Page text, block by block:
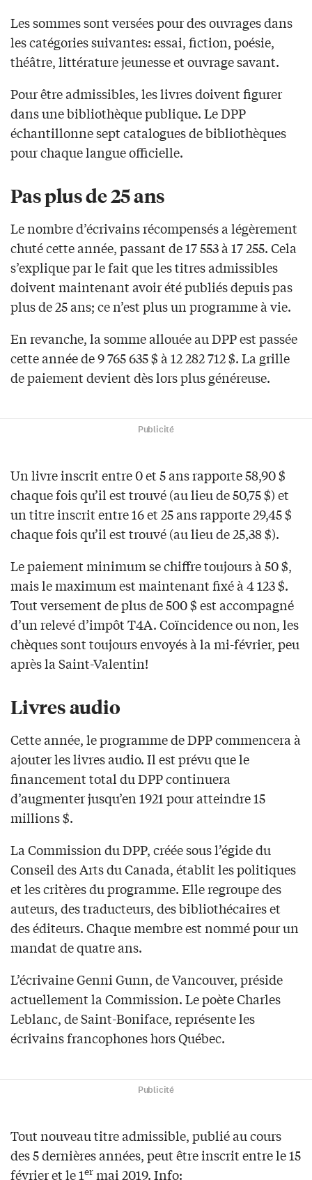
Les sommes sont versées pour des ouvrages dans
les catégories suivantes: essai, fiction, poésie,
théâtre, littérature jeunesse et ouvrage savant.
Pour être admissibles, les livres doivent figurer
dans une bibliothèque publique. Le DPP
échantillonne sept catalogues de bibliothèques
pour chaque langue officielle.
Pas plus de 25 ans
Le nombre d’écrivains récompensés a légèrement
chuté cette année, passant de 17 553 à 17 255. Cela
s’explique par le fait que les titres admissibles
doivent maintenant avoir été publiés depuis pas
plus de 25 ans; ce n’est plus un programme à vie.
En revanche, la somme allouée au DPP est passée
cette année de 9 765 635 $ à 12 282 712 $. La grille
de paiement devient dès lors plus généreuse.
Publicité
Un livre inscrit entre 0 et 5 ans rapporte 58,90 $
chaque fois qu’il est trouvé (au lieu de 50,75 $) et
un titre inscrit entre 16 et 25 ans rapporte 29,45 $
chaque fois qu’il est trouvé (au lieu de 25,38 $).
Le paiement minimum se chiffre toujours à 50 $,
mais le maximum est maintenant fixé à 4 123 $.
Tout versement de plus de 500 $ est accompagné
d’un relevé d’impôt T4A. Coïncidence ou non, les
chèques sont toujours envoyés à la mi-février, peu
après la Saint-Valentin!
Livres audio
Cette année, le programme de DPP commencera à
ajouter les livres audio. Il est prévu que le
financement total du DPP continuera
d’augmenter jusqu’en 1921 pour atteindre 15
millions $.
La Commission du DPP, créée sous l’égide du
Conseil des Arts du Canada, établit les politiques
et les critères du programme. Elle regroupe des
auteurs, des traducteurs, des bibliothécaires et
des éditeurs. Chaque membre est nommé pour un
mandat de quatre ans.
L’écrivaine Genni Gunn, de Vancouver, préside
actuellement la Commission. Le poète Charles
Leblanc, de Saint-Boniface, représente les
écrivains francophones hors Québec.
Publicité
Tout nouveau titre admissible, publié au cours
des 5 dernières années, peut être inscrit entre le 15
février et le 1er mai 2019. Info: